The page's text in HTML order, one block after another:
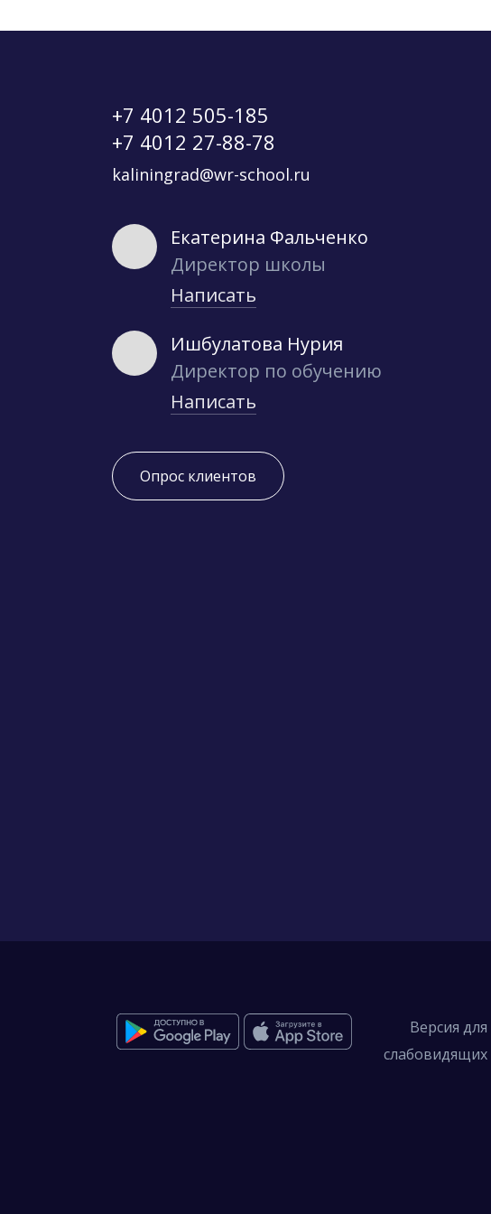
+7 4012 505-185
+7 4012 27-88-78
kaliningrad@wr-school.ru
Екатерина Фальченко
Директор школы
Написать
Ишбулатова Нурия
Директор по обучению
Написать
Опрос клиентов
Версия для
слабовидящих